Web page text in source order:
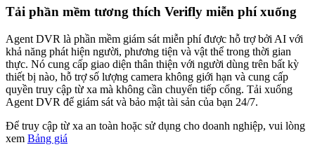
Tải phần mềm tương thích Verifly miễn phí xuống
Agent DVR là phần mềm giám sát miễn phí được hỗ trợ bởi AI với
khả năng phát hiện người, phương tiện và vật thể trong thời gian
thực. Nó cung cấp giao diện thân thiện với người dùng trên bất kỳ
thiết bị nào, hỗ trợ số lượng camera không giới hạn và cung cấp
quyền truy cập từ xa mà không cần chuyển tiếp cổng. Tải xuống
Agent DVR để giám sát và bảo mật tài sản của bạn 24/7.
Để truy cập từ xa an toàn hoặc sử dụng cho doanh nghiệp, vui lòng
xem Bảng giá